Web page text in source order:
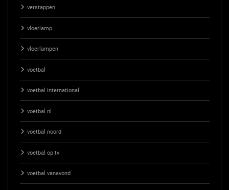
verstappen
vloerlamp
vloerlampen
voetbal
voetbal international
voetbal nl
voetbal noord
voetbal op tv
voetbal vanavond